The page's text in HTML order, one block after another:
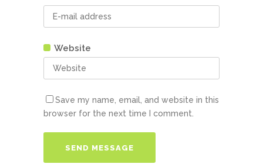
Website
Save my name, email, and website in this
browser for the next time I comment.